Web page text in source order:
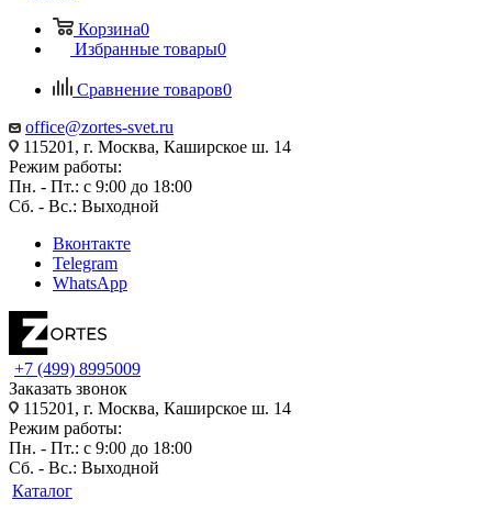
Корзина0
Избранные товары0
Сравнение товаров0
office@zortes-svet.ru
115201, г. Москва, Каширское ш. 14
Режим работы:
Пн. - Пт.: с 9:00 до 18:00
Сб. - Вс.: Выходной
Вконтакте
Telegram
WhatsApp
+7 (499) 8995009
Заказать звонок
115201, г. Москва, Каширское ш. 14
Режим работы:
Пн. - Пт.: с 9:00 до 18:00
Сб. - Вс.: Выходной
Каталог